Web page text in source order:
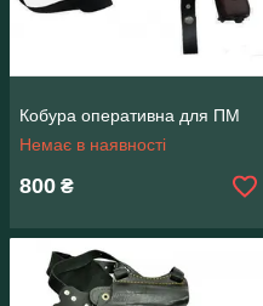
Кобура оперативна для ПМ
Немає в наявності
800 ₴